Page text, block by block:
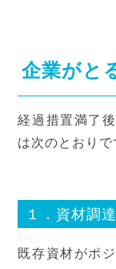
企業がと
経過措置満了
は次のとおりで
１．資材調
既存資材がポ